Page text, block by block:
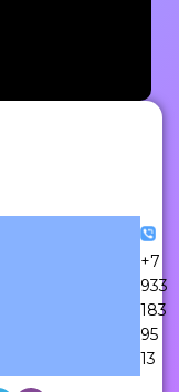
+7
933
183
95
13